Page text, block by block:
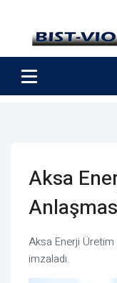
Aksa
Aksa Enerji
imzaladı.